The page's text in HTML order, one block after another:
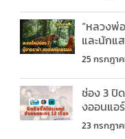
“หลวงพ่
และนักแ
25 กรกฎา
ช่อง 3 ปิ
งออนแอ
23 กรกฎา